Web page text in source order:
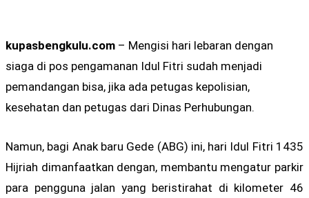
kupasbengkulu.com – Mengisi hari lebaran dengan
siaga di pos pengamanan Idul Fitri sudah menjadi
pemandangan bisa, jika ada petugas kepolisian,
kesehatan dan petugas dari Dinas Perhubungan.
Namun, bagi Anak baru Gede (ABG) ini, hari Idul Fitri 1435
Hijriah dimanfaatkan dengan, membantu mengatur parkir
para pengguna jalan yang beristirahat di kilometer 46